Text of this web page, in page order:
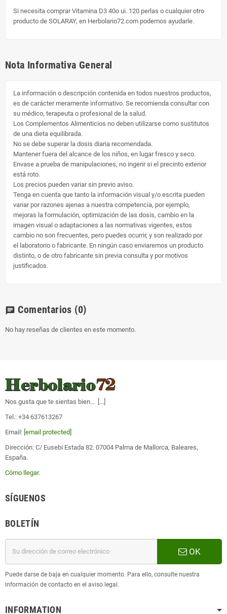
Si necesita comprar Vitamina D3 40o ui. 120 perlas o cualquier otro
producto de SOLARAY, en Herbolario72.com podemos ayudarle.
Nota Informativa General
La información o descripción contenida en todos nuestros productos,
es de carácter meramente informativo. Se recomienda consultar con
su médico, terapeuta o profesional de la salud.
Los Complementos Alimenticios no deben utilizarse como sustitutos
de una dieta equilibrada.
No se debe superar la dosis diaria recomendada.
Mantener fuera del alcance de los niños, en lugar fresco y seco.
Envase a prueba de manipulaciones, no ingerir si el precinto exterior
está roto.
Los precios pueden variar sin previo aviso.
Tenga en cuenta que tanto la información visual y/o escrita pueden
variar por razones ajenas a nuestra competencia, por ejemplo,
mejoras la formulación, optimización de las dosis, cambio en la
imagen visual o adaptaciones a las normativas vigentes, estos
cambio no son frecuentes, pero puedes ocurrir, y son realizado por
el laboratorio o fabricante. En ningún caso enviaremos un producto
distinto, o de otro fabricante sin previa consulta y por motivos
justificados.
chat Comentarios (0)
No hay reseñas de clientes en este momento.
Nos gusta que te sientas bien... [ ...
Tel.: +34 637613267
Email: [email protected]
Dirección: C/ Eusebi Estada 82. 07004 Palma de Mallorca, Baleares,
España.
Cómo llegar.
SÍGUENOS
BOLETÍN
OK
Puede darse de baja en cualquier momento. Para ello, consulte nuestra
información de contacto en el aviso legal.
INFORMATION